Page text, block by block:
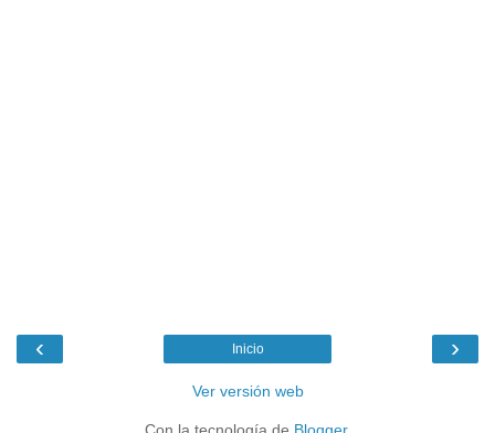
‹ ›
Inicio
Ver versión web